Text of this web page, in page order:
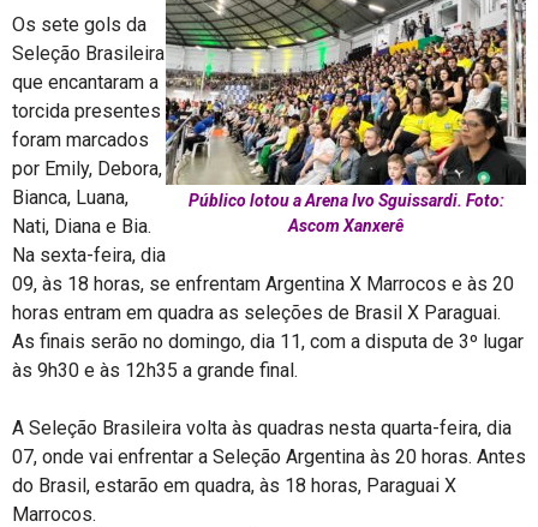
Público lotou a Arena Ivo Sguissardi. Foto:
Ascom Xanxerê
Os sete gols da
Seleção Brasileira
que encantaram a
torcida presentes
foram marcados
por Emily, Debora,
Bianca, Luana,
Nati, Diana e Bia.
Na sexta-feira, dia
09, às 18 horas, se enfrentam Argentina X Marrocos e às 20
horas entram em quadra as seleções de Brasil X Paraguai.
As finais serão no domingo, dia 11, com a disputa de 3º lugar
às 9h30 e às 12h35 a grande final.
A Seleção Brasileira volta às quadras nesta quarta-feira, dia
07, onde vai enfrentar a Seleção Argentina às 20 horas. Antes
do Brasil, estarão em quadra, às 18 horas, Paraguai X
Marrocos.